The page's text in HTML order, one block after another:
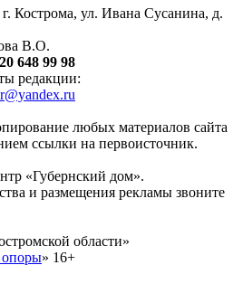
Кострома, ул. Ивана Сусанина, д.
В.О.
648 99 98
редакции:
любых материалов сайта
ссылки на первоисточник.
«Губернский дом».
и размещения рекламы звоните
области»
опоры» 16+